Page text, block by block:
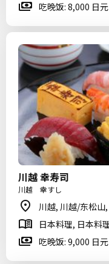
吃晚饭: 8,000 日
川越 幸寿司
川越 幸すし
川越, 川越/东松山
日本料理, 日本料
吃晚饭: 9,000 日